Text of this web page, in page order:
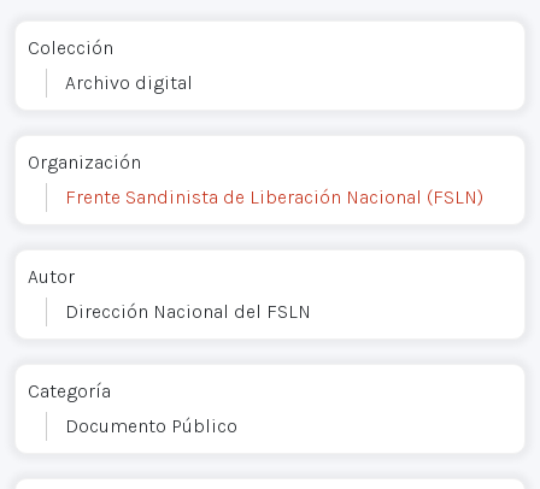
Colección
Archivo digital
Organización
Frente Sandinista de Liberación Nacional (FSLN)
Autor
Dirección Nacional del FSLN
Categoría
Documento Público